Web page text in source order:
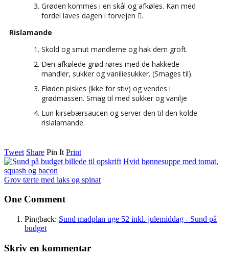
Grøden kommes i en skål og afkøles. Kan med
fordel laves dagen i forvejen .
Rislamande
Skold og smut mandlerne og hak dem groft.
Den afkølede grød røres med de hakkede
mandler, sukker og vaniliesukker. (Smages til).
Fløden piskes (ikke for stiv) og vendes i
grødmassen. Smag til med sukker og vanilje
Lun kirsebærsaucen og server den til den kolde
rislalamande.
Tweet Share Pin It Print
Hvid bønnesuppe med tomat,
squash og bacon
Grov tærte med laks og spinat
One Comment
Pingback: Sund madplan uge 52 inkl. julemiddag - Sund på
budget
Skriv en kommentar